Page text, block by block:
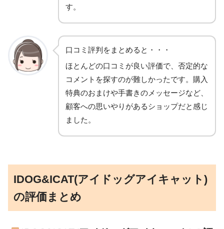
す。
口コミ評判をまとめると・・・
ほとんどの口コミが良い評価で、否定的な
コメントを探すのが難しかったです。購入
特典のおまけや手書きのメッセージなど、
顧客への思いやりがあるショップだと感じ
ました。
IDOG&ICAT(アイドッグアイキャット)
の評価まとめ